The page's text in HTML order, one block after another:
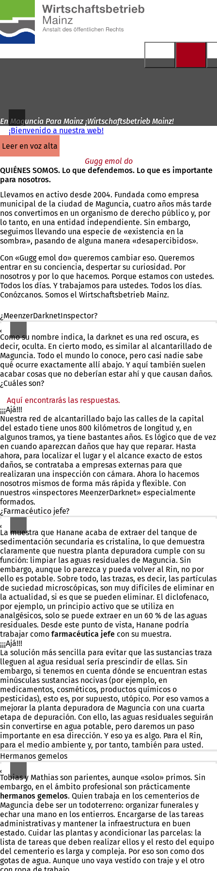
Saltar al contenido
página
de
inicio
En Maguncia Para Mainz ¡Wirtschaftsbetrieb Mainz!
¡Bienvenido a nuestra web!
leer en voz alta
Gugg emol do
QUIÉNES SOMOS. Lo que defendemos. Lo que es importante
para nosotros.
Llevamos en activo desde 2004. Fundada como empresa
municipal de la ciudad de Maguncia, cuatro años más tarde
nos convertimos en un organismo de derecho público y, por
lo tanto, en una entidad independiente. Sin embargo,
seguimos llevando una especie de «existencia en la
sombra», pasando de alguna manera «desapercibidos».
Con «Gugg emol do» queremos cambiar eso. Queremos
entrar en su conciencia, despertar su curiosidad. Por
nosotros y por lo que hacemos. Porque estamos con ustedes.
Todos los días. Y trabajamos para ustedes. Todos los días.
Conózcanos. Somos el Wirtschaftsbetrieb Mainz.
¿MeenzerDarknetInspector?
¿Eh?
Como su nombre indica, la darknet es una red oscura, es
decir, oculta. En cierto modo, es similar al alcantarillado de
Maguncia. Todo el mundo lo conoce, pero casi nadie sabe
qué ocurre exactamente allí abajo. Y aquí también suelen
acabar cosas que no deberían estar ahí y que causan daños.
¿Cuáles son?
Aquí encontrarás las respuestas.
en
una
nueva
pestaña)
¡¡¡Ajá!!!
Nuestra red de alcantarillado bajo las calles de la capital
del estado tiene unos 800 kilómetros de longitud y, en
algunos tramos, ya tiene bastantes años. Es lógico que de vez
en cuando aparezcan daños que hay que reparar. Hasta
ahora, para localizar el lugar y el alcance exacto de estos
daños, se contrataba a empresas externas para que
realizaran una inspección con cámara. Ahora lo hacemos
nosotros mismos de forma más rápida y flexible. Con
nuestros «inspectores MeenzerDarknet» especialmente
formados.
¿Farmacéutico jefe?
¿Eh?
La muestra que Hanane acaba de extraer del tanque de
sedimentación secundaria es cristalina, lo que demuestra
claramente que nuestra planta depuradora cumple con su
función: limpiar las aguas residuales de Maguncia. Sin
embargo, aunque lo parezca y pueda volver al Rin, no por
ello es potable. Sobre todo, las trazas, es decir, las partículas
de suciedad microscópicas, son muy difíciles de eliminar en
la actualidad, si es que se pueden eliminar. El diclofenaco,
por ejemplo, un principio activo que se utiliza en
analgésicos, solo se puede extraer en un 60 % de las aguas
residuales. Desde este punto de vista, Hanane podría
trabajar como farmacéutica jefe con su muestra.
¡¡¡Ajá!!!
La solución más sencilla para evitar que las sustancias traza
lleguen al agua residual sería prescindir de ellas. Sin
embargo, si tenemos en cuenta dónde se encuentran estas
minúsculas sustancias nocivas (por ejemplo, en
medicamentos, cosméticos, productos químicos o
pesticidas), esto es, por supuesto, utópico. Por eso vamos a
mejorar la planta depuradora de Maguncia con una cuarta
etapa de depuración. Con ello, las aguas residuales seguirán
sin convertirse en agua potable, pero daremos un paso
importante en esa dirección. Y eso ya es algo. Para el Rin,
para el medio ambiente y, por tanto, también para usted.
Hermanos gemelos
¿Eh?
Tobias y Mathias son parientes, aunque «solo» primos. Sin
embargo, en el ámbito profesional son prácticamente
hermanos gemelos. Quien trabaja en los cementerios de
Maguncia debe ser un todoterreno: organizar funerales y
echar una mano en los entierros. Encargarse de las tareas
administrativas y mantener la infraestructura en buen
estado. Cuidar las plantas y acondicionar las parcelas: la
lista de tareas que deben realizar ellos y el resto del equipo
del cementerio es larga y compleja. Por eso son como dos
gotas de agua. Aunque uno vaya vestido con traje y el otro